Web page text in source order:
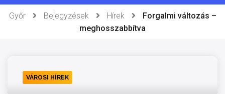
Győr Bejegyzések Hírek
Forgalmi változás –
meghosszabbítva
VÁROSI HÍREK